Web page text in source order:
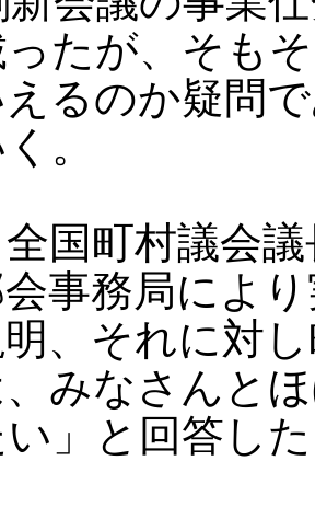
たが、そも
るのか疑問
。
国町村議会議
事務局によ
、それに対
みなさんと
」と回答し